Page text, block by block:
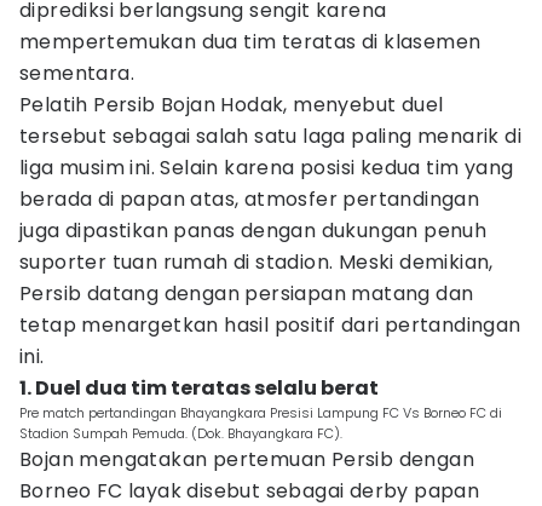
diprediksi berlangsung sengit karena
mempertemukan dua tim teratas di klasemen
sementara.
Pelatih Persib Bojan Hodak, menyebut duel
tersebut sebagai salah satu laga paling menarik di
liga musim ini. Selain karena posisi kedua tim yang
berada di papan atas, atmosfer pertandingan
juga dipastikan panas dengan dukungan penuh
suporter tuan rumah di stadion. Meski demikian,
Persib datang dengan persiapan matang dan
tetap menargetkan hasil positif dari pertandingan
ini.
1. Duel dua tim teratas selalu berat
Pre match pertandingan Bhayangkara Presisi Lampung FC Vs Borneo FC di
Stadion Sumpah Pemuda. (Dok. Bhayangkara FC).
Bojan mengatakan pertemuan Persib dengan
Borneo FC layak disebut sebagai derby papan